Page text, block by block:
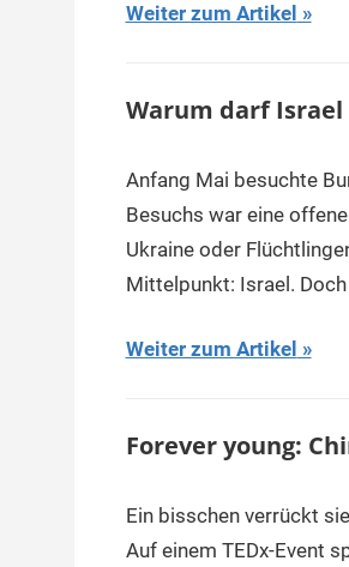
Weiter zum Artikel
Warum darf Israel
Anfang Mai besuchte
Besuchs war eine
Ukraine oder
Mittelpunkt: Israel.
Weiter zum Artikel
Forever young:
Ein bisschen verrückt
Auf einem TEDx-Event